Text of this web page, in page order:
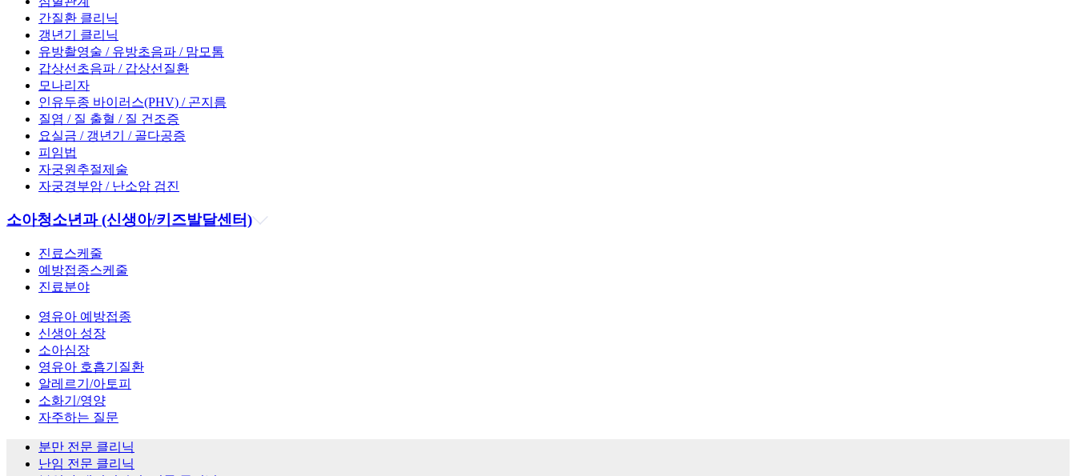
간질환 클리닉
갱년기 클리닉
유방촬영술 / 유방초음파 / 맘모톰
갑상선초음파 / 갑상선질환
모나리자
인유두종 바이러스(PHV) / 곤지름
질염 / 질 출혈 / 질 건조증
요실금 / 갱년기 / 골다공증
피임법
자궁원추절제술
자궁경부암 / 난소암 검진
소아청소년과(신생아/키즈발달센터)
진료스케줄
예방접종스케줄
진료분야
영유아 예방접종
신생아 성장
소아심장
영유아 호흡기질환
알레르기/아토피
소화기/영양
자주하는 질문
분만 전문 클리닉
난임 전문 클리닉